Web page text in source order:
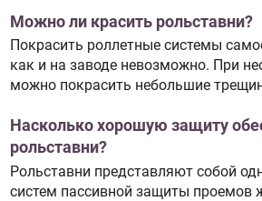
Можно ли красить рольставни?
Покрасить роллетные системы
как и на заводе невозможно. При
можно покрасить небольшие
Насколько хорошую защиту
рольставни?
Рольставни представляют собой
систем пассивной защиты проемов